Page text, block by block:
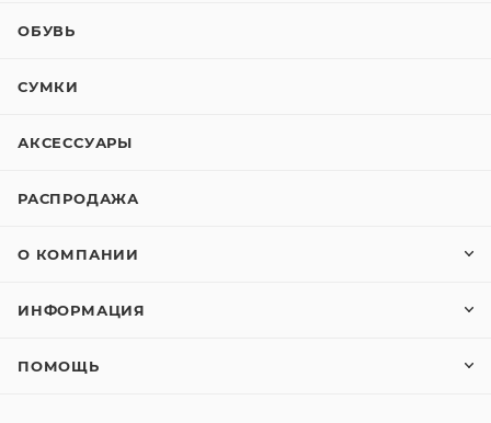
ОБУВЬ
СУМКИ
АКСЕССУАРЫ
РАСПРОДАЖА
О КОМПАНИИ
ИНФОРМАЦИЯ
ПОМОЩЬ